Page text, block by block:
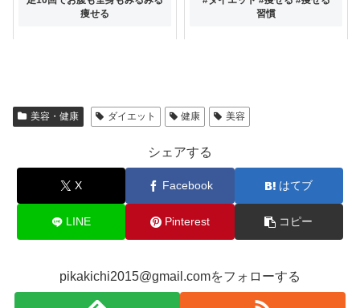
いける最高峰の天ぷら店紹介
痩せる
習慣
美容・健康 ダイエット 健康 美容
シェアする
X Facebook はてブ
LINE Pinterest コピー
pikakichi2015@gmail.comをフォローする